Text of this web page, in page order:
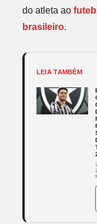
do atleta ao
brasileiro.
LEIA TAMBÉM